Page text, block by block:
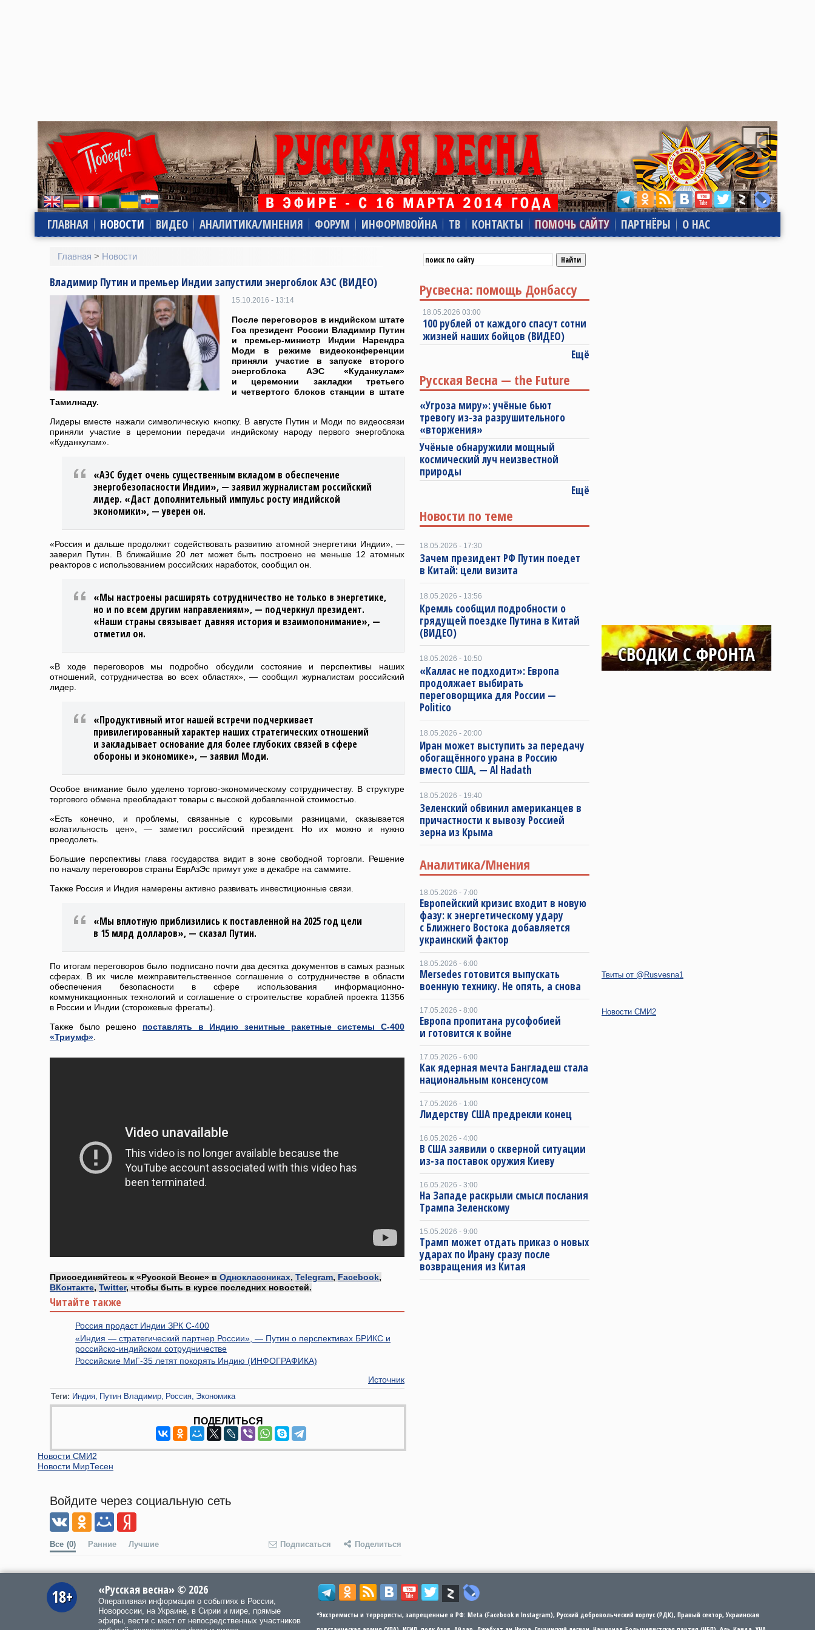
ГЛАВНАЯ НОВОСТИ ВИДЕО АНАЛИТИКА/МНЕНИЯ ФОРУМ ИНФОРМВОЙНА ТВ КОНТАКТЫ ПОМОЧЬ САЙТУ ПАРТНЁРЫ О НАС
Главная > Новости
Владимир Путин и премьер Индии запустили энергоблок АЭС (ВИДЕО)
15.10.2016 - 13:14
После переговоров в индийском штате
Гоа президент России Владимир Путин
и премьер-министр Индии Нарендра
Моди в режиме видеоконференции
приняли участие в запуске второго
энергоблока АЭС «Куданкулам»
и церемонии закладки третьего
и четвертого блоков станции в штате
Тамилнаду.
Лидеры вместе нажали символическую кнопку. В августе Путин и Моди по видеосвязи
приняли участие в церемонии передачи индийскому народу первого энергоблока
«Куданкулам».
«АЭС будет очень существенным вкладом в обеспечение
энергобезопасности Индии», — заявил журналистам российский
лидер. «Даст дополнительный импульс росту индийской
экономики», — уверен он.
«Россия и дальше продолжит содействовать развитию атомной энергетики Индии», —
заверил Путин. В ближайшие 20 лет может быть построено не меньше 12 атомных
реакторов с использованием российских наработок, сообщил он.
«Мы настроены расширять сотрудничество не только в энергетике,
но и по всем другим направлениям», — подчеркнул президент.
«Наши страны связывает давняя история и взаимопонимание», —
отметил он.
«В ходе переговоров мы подробно обсудили состояние и перспективы наших
отношений, сотрудничества во всех областях», — сообщил журналистам российский
лидер.
«Продуктивный итог нашей встречи подчеркивает
привилегированный характер наших стратегических отношений
и закладывает основание для более глубоких связей в сфере
обороны и экономике», — заявил Моди.
Особое внимание было уделено торгово-экономическому сотрудничеству. В структуре
торгового обмена преобладают товары с высокой добавленной стоимостью.
«Есть конечно, и проблемы, связанные с курсовыми разницами, сказывается
волатильность цен», — заметил российский президент. Но их можно и нужно
преодолеть.
Большие перспективы глава государства видит в зоне свободной торговли. Решение
по началу переговоров страны ЕврАзЭс примут уже в декабре на саммите.
Также Россия и Индия намерены активно развивать инвестиционные связи.
«Мы вплотную приблизились к поставленной на 2025 год цели
в 15 млрд долларов», — сказал Путин.
По итогам переговоров было подписано почти два десятка документов в самых разных
сферах. В их числе межправительственное соглашение о сотрудничестве в области
обеспечения безопасности в сфере использования информационно-
коммуникационных технологий и соглашение о строительстве кораблей проекта 11356
в России и Индии (сторожевые фрегаты).
Также было решено поставлять в Индию зенитные ракетные системы С-400
«Триумф»
Присоединяйтесь к «Русской Весне» в Одноклассниках, Telegram, Facebook,
ВКонтакте, Twitter, чтобы быть в курсе последних новостей.
Читайте также
Россия продаст Индии ЗРК С-400
«Индия — стратегический партнер России», — Путин о перспективах БРИКС и
российско-индийском сотрудничестве
Российские МиГ-35 летят покорять Индию (ИНФОГРАФИКА)
Источник
Теги: Индия Путин Владимир Россия Экономика
ПОДЕЛИТЬСЯ
Новости СМИ2
Новости МирТесен
Войдите через социальную сеть
Все (0) Ранние Лучшие Подписаться Поделиться
Русвесна: помощь Донбассу
18.05.2026 03:00
100 рублей от каждого спасут сотни
жизней наших бойцов (ВИДЕО)
Ещё
Русская Весна — the Future
«Угроза миру»: учёные бьют
тревогу из-за разрушительного
«вторжения»
Учёные обнаружили мощный
космический луч неизвестной
природы
Ещё
Новости по теме
18.05.2026 - 17:30
Зачем президент РФ Путин поедет
в Китай: цели визита
18.05.2026 - 13:56
Кремль сообщил подробности о
грядущей поездке Путина в Китай
(ВИДЕО)
18.05.2026 - 10:50
«Каллас не подходит»: Европа
продолжает выбирать
переговорщика для России —
Politico
18.05.2026 - 20:00
Иран может выступить за передачу
обогащённого урана в Россию
вместо США, — Al Hadath
18.05.2026 - 19:40
Зеленский обвинил американцев в
причастности к вывозу Россией
зерна из Крыма
Аналитика/Мнения
18.05.2026 - 7:00
Европейский кризис входит в новую
фазу: к энергетическому удару
с Ближнего Востока добавляется
украинский фактор
18.05.2026 - 6:00
Mersedes готовится выпускать
военную технику. Не опять, а снова
17.05.2026 - 8:00
Европа пропитана русофобией
и готовится к войне
17.05.2026 - 6:00
Как ядерная мечта Бангладеш стала
национальным консенсусом
17.05.2026 - 1:00
Лидерству США предрекли конец
16.05.2026 - 4:00
В США заявили о скверной ситуации
из-за поставок оружия Киеву
16.05.2026 - 3:00
На Западе раскрыли смысл послания
Трампа Зеленскому
15.05.2026 - 9:00
Трамп может отдать приказ о новых
ударах по Ирану сразу после
возвращения из Китая
Твиты от @Rusvesna1
Новости СМИ2
18+ «Русская весна» © 2026
Оперативная информация о событиях в России,
Новороссии, на Украине, в Сирии и мире, прямые
эфиры, вести с мест от непосредственных участников
*Экстремисты и террористы, запрещенные в РФ: Meta (Facebook и Instagram), Русский добровольческий корпус (РДК), Правый сектор, Украинская